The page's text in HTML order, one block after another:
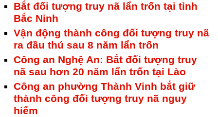
Bắt đối tượng truy nã lẩn trốn tại tỉnh
Bắc Ninh
Vận động thành công đối tượng truy nã
ra đầu thú sau 8 năm lẩn trốn
Công an Nghệ An: Bắt đối tượng truy
nã sau hơn 20 năm lẩn trốn tại Lào
Công an phường Thành Vinh bắt giữ
thành công đối tượng truy nã nguy
hiểm